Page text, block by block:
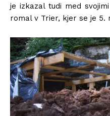
je izkazal tudi med
romal v Trier, kjer se je 5.